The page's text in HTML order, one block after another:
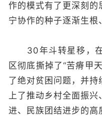
作的模式有了更深刻的
宁协作的种子逐渐生根
30年斗转星移，在
区彻底撕掉了“苦瘠甲
了绝对贫困问题，并
上了推动乡村全面振
进、民族团结进步的高